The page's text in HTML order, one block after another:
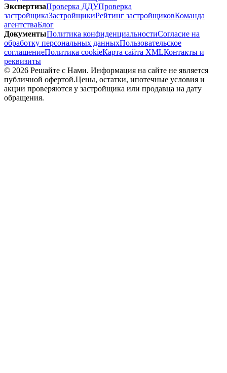
ЭкспертизаПроверка ДДУПроверка
застройщикаЗастройщикиРейтинг застройщиковКоманда
агентстваБлог
ДокументыПолитика конфиденциальностиСогласие на
обработку персональных данныхПользовательское
соглашениеПолитика cookieКарта сайта XMLКонтакты и
реквизиты
© 2026 Решайте с Нами. Информация на сайте не является
публичной офертой.Цены, остатки, ипотечные условия и
акции проверяются у застройщика или продавца на дату
обращения.